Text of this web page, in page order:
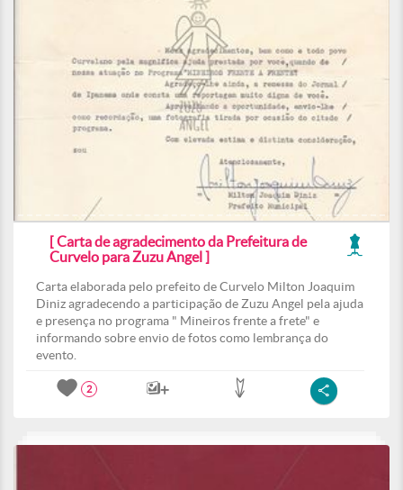
[ Carta de agradecimento da Prefeitura de
Curvelo para Zuzu Angel ]
Carta elaborada pelo prefeito de Curvelo Milton Joaquim
Diniz agradecendo a participação de Zuzu Angel pela ajuda
e presença no programa " Mineiros frente a frete" e
informando sobre envio de fotos como lembrança do
evento.
2